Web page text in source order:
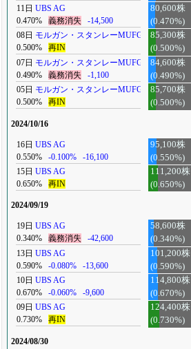
11日 UBS AG
0.470%
義務消失 -14,500
80,600株
(0.470%)
08日 モルガン・スタンレーMUFG
0.500%
再IN
85,300株
(0.500%)
07日 モルガン・スタンレーMUFG
0.490%
義務消失 -1,100
84,600株
(0.490%)
05日 モルガン・スタンレーMUFG
0.500%
再IN
85,700株
(0.500%)
2024/10/16
16日 UBS AG
0.550%
-0.100% -16,100
95,100株
(0.550%)
15日 UBS AG
0.650%
再IN
111,200株
(0.650%)
2024/09/19
19日 UBS AG
0.340%
義務消失 -42,600
58,600株
(0.340%)
13日 UBS AG
0.590%
-0.080% -13,600
101,200株
(0.590%)
10日 UBS AG
0.670%
-0.060% -9,600
114,800株
(0.670%)
09日 UBS AG
0.730%
再IN
124,400株
(0.730%)
2024/08/30